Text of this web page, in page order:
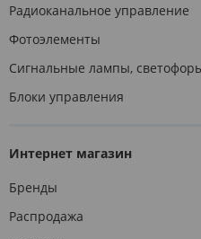
Радиоканальное управление
Фотоэлементы
Сигнальные лампы,
Блоки управления
Интернет магазин
Бренды
Распродажа